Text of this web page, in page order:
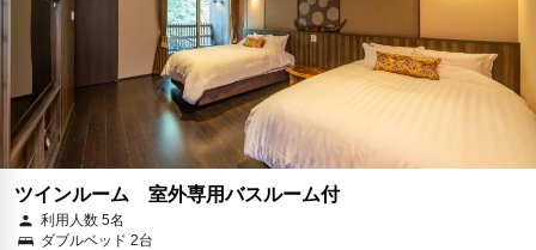
ツインルーム 室外専用バスルーム付
利用人数 5名
ダブルベッド 2台